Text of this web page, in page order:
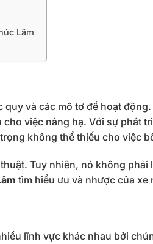
Lâm
và các mô tơ để hoạt
việc nâng hạ. Với sự phát
không thể thiếu cho việc
Tuy nhiên, nó không phải
tìm hiểu ưu và nhược của xe
lĩnh vực khác nhau bởi